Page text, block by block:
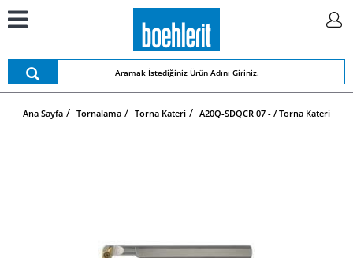
Ana Sayfa Tornalama Torna Kateri A20Q-SDQCR 07 - / Torna Kateri